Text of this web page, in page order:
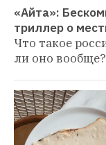
«Айта»:
триллер о
Что такое
ли оно вообще?